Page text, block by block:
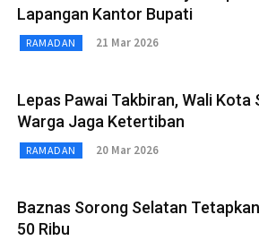
Lapangan Kantor Bupati
RAMADAN 21 Mar 2026
Lepas Pawai Takbiran, Wali Kota
Warga Jaga Ketertiban
RAMADAN 20 Mar 2026
Baznas Sorong Selatan
50 Ribu